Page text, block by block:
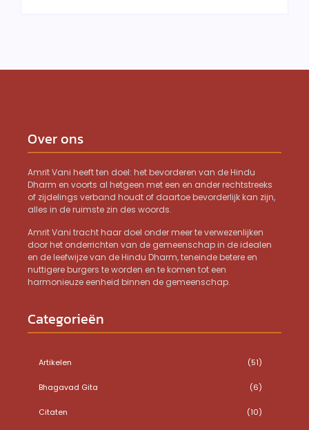
Over ons
Amrit Vani heeft ten doel: het bevorderen van de Hindu
Dharm en voorts al hetgeen met een en ander rechtstreeks
of zijdelings verband houdt of daartoe bevorderlijk kan zijn,
alles in de ruimste zin des woords.
Amrit Vani tracht haar doel onder meer te verwezenlijken
door het onderrichten van de gemeenschap in de idealen
en de leefwijze van de Hindu Dharm, teneinde betere en
nuttigere burgers te worden en te komen tot een
harmonieuze eenheid binnen de gemeenschap.
Categorieën
Artikelen (51)
Bhagavad Gita (6)
Citaten (10)